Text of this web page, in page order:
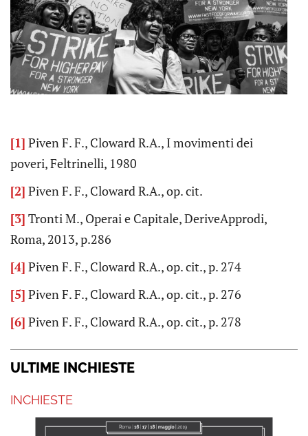
[1] Piven F. F., Cloward R.A., I movimenti dei
poveri, Feltrinelli, 1980
[2] Piven F. F., Cloward R.A., op. cit.
[3] Tronti M., Operai e Capitale, DeriveApprodi,
Roma, 2013, p.286
[4] Piven F. F., Cloward R.A., op. cit., p. 274
[5] Piven F. F., Cloward R.A., op. cit., p. 276
[6] Piven F. F., Cloward R.A., op. cit., p. 278
ULTIME INCHIESTE
INCHIESTE